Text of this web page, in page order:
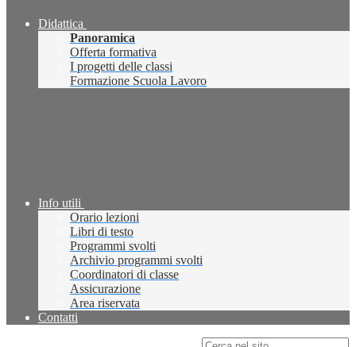
Didattica
Panoramica
Offerta formativa
I progetti delle classi
Formazione Scuola Lavoro
Info utili
Orario lezioni
Libri di testo
Programmi svolti
Archivio programmi svolti
Coordinatori di classe
Assicurazione
Area riservata
Contatti